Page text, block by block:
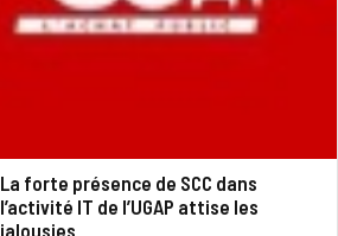
La forte présence de SCC dans
l’activité IT de l’UGAP attise les
jalousies